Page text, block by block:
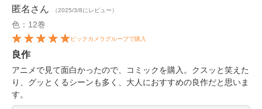
匿名 さん （2025/3/8にレビュー）
色：12巻
ビックカメラグループで購入
良作
アニメで見て面白かったので、コミックを購入。クスッと笑えた
り、グッとくるシーンも多く、大人におすすめの良作だと思いま
す。